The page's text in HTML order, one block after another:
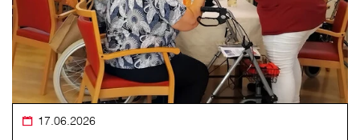
17.06.2026